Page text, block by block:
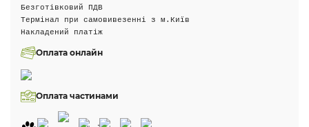
Безготівковий ПДВ
Термінал при самовивезенні з м.Київ
Накладений платіж
Оплата онлайн
Оплата частинами